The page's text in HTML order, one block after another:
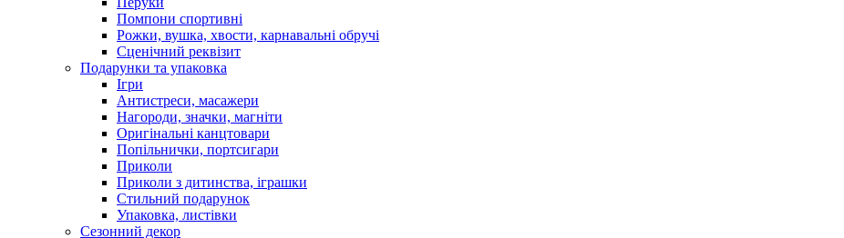
Помпони спортивні
Рожки, вушка, хвости, карнавальні обручі
Сценічний реквізит
Подарунки та упаковка
Ігри
Антистреси, масажери
Нагороди, значки, магніти
Оригінальні канцтовари
Попільнички, портсигари
Приколи
Приколи з дитинства, іграшки
Стильний подарунок
Упаковка, листівки
Сезонний декор